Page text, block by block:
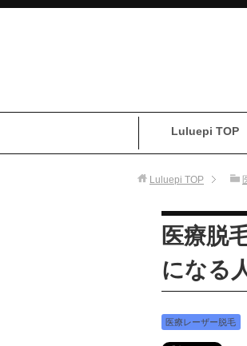
Luluepi TOP
Luluepi TOP
医療脱
になる
医療レーザー脱毛